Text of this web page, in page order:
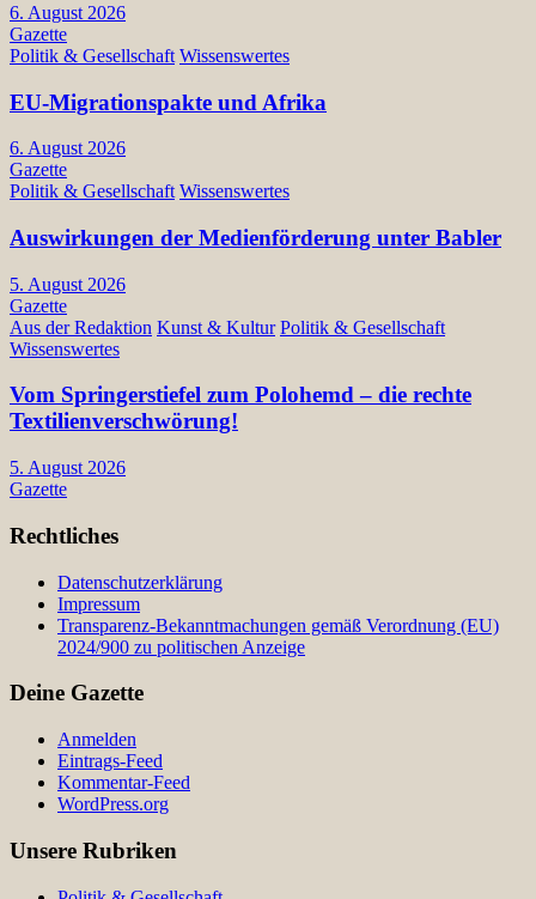
6. August 2026
Gazette
Politik & Gesellschaft Wissenswertes
EU-Migrationspakte und Afrika
6. August 2026
Gazette
Politik & Gesellschaft Wissenswertes
Auswirkungen der Medienförderung unter Babler
5. August 2026
Gazette
Aus der Redaktion Kunst & Kultur Politik & Gesellschaft
Wissenswertes
Vom Springerstiefel zum Polohemd – die rechte
Textilienverschwörung!
5. August 2026
Gazette
Rechtliches
Datenschutzerklärung
Impressum
Transparenz-Bekanntmachungen gemäß Verordnung (EU)
2024/900 zu politischen Anzeige
Deine Gazette
Anmelden
Eintrags-Feed
Kommentar-Feed
WordPress.org
Unsere Rubriken